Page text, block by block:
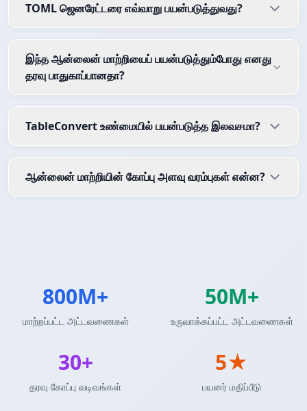
TOML ஜெனரேட்டரை எவ்வாறு பயன்படுத்துவது?
இந்த ஆன்லைன் மாற்றியைப் பயன்படுத்தும்போது எனது
தரவு பாதுகாப்பானதா?
TableConvert உண்மையில் பயன்படுத்த இலவசமா?
ஆன்லைன் மாற்றியின் கோப்பு அளவு வரம்புகள் என்ன?
800M+
மாற்றப்பட்ட அட்டவணைகள்
50M+
உருவாக்கப்பட்ட அட்டவணைகள்
30+
தரவு கோப்பு வடிவங்கள்
5★
பயனர் மதிப்பீடு